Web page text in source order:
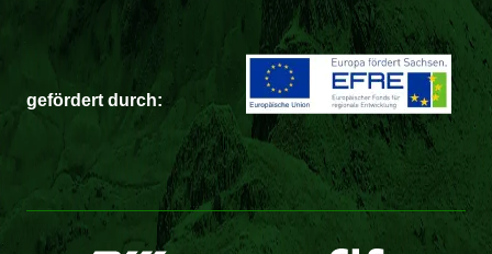
gefördert durch: